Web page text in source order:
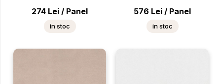
274 Lei / Panel
in stoc
576 Lei / Panel
in stoc